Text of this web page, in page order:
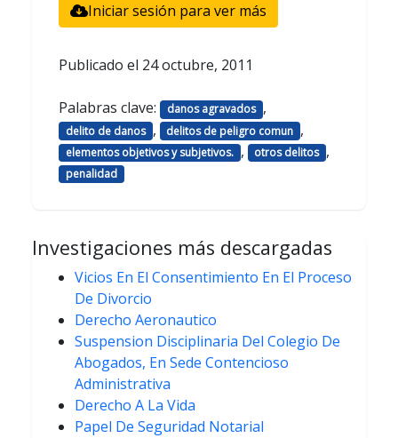
Iniciar sesión para ver más
Publicado el 24 octubre, 2011
Palabras clave: danos agravados ,
delito de danos , delitos de peligro comun ,
elementos objetivos y subjetivos. , otros delitos ,
penalidad
Investigaciones más descargadas
Vicios En El Consentimiento En El Proceso
De Divorcio
Derecho Aeronautico
Suspension Disciplinaria Del Colegio De
Abogados, En Sede Contencioso
Administrativa
Derecho A La Vida
Papel De Seguridad Notarial